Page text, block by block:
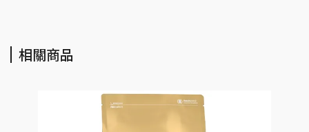
相關商品